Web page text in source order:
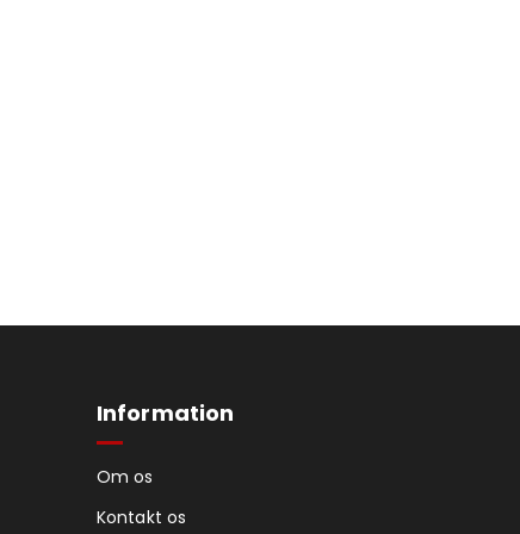
Information
Om os
Kontakt os